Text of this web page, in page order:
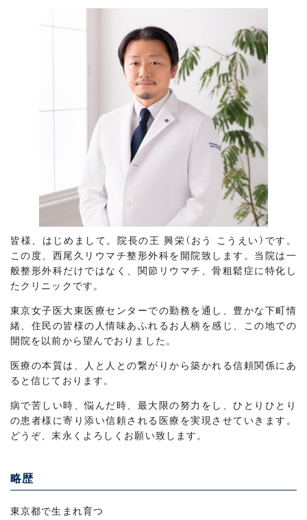
皆様、はじめまして。院長の王 興栄（おう こうえい）です。
この度、西尾久リウマチ整形外科を開院致します。当院は一
般整形外科だけではなく、関節リウマチ、骨粗鬆症に特化し
たクリニックです。
東京女子医大東医療センターでの勤務を通し、豊かな下町情
緒、住民の皆様の人情味あふれるお人柄を感じ、この地での
開院を以前から望んでおりました。
医療の本質は、人と人との繋がりから築かれる信頼関係にあ
ると信じております。
病で苦しい時、悩んだ時、最大限の努力をし、ひとりひとり
の患者様に寄り添い信頼される医療を実現させていきます。
どうぞ、末永くよろしくお願い致します。
略歴
東京都で生まれ育つ